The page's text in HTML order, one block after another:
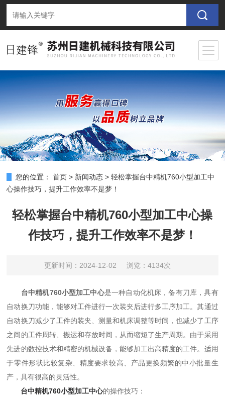
您的位置： 首页 > 新闻动态 >轻松掌握台中精机760小型加工中
心操作技巧，提升工作效率不是梦！
轻松掌握台中精机760小型加工中心操
作技巧，提升工作效率不是梦！
更新时间：2024-12-02 浏览：4134次
台中精机760小型加工中心是一种自动化机床，备有刀库，具有
自动换刀功能，能够对工件进行一次装夹后进行多工序加工。其通过
自动换刀减少了工件的装夹、测量和机床调整等时间，也减少了工序
之间的工件周转、搬运和存放时间，从而缩短了生产周期。由于采用
先进的数控技术和精密的机械设备，能够加工出高精度的工件。适用
于零件形状比较复杂、精度要求较高、产品更换频繁的中小批量生
产，具有很高的灵活性。
台中精机760小型加工中心的操作技巧：